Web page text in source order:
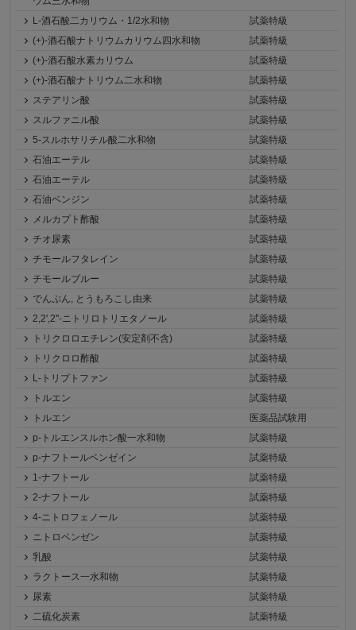
L-酒石酸二カリウム・1/2水和物
試薬特級
(+)-酒石酸ナトリウムカリウム四水和物
試薬特級
(+)-酒石酸水素カリウム
試薬特級
(+)-酒石酸ナトリウム二水和物
試薬特級
ステアリン酸
試薬特級
スルファニル酸
試薬特級
5-スルホサリチル酸二水和物
試薬特級
石油エーテル
試薬特級
石油エーテル
試薬特級
石油ベンジン
試薬特級
メルカプト酢酸
試薬特級
チオ尿素
試薬特級
チモールフタレイン
試薬特級
チモールブルー
試薬特級
でんぷん, とうもろこし由来
試薬特級
2,2',2''-ニトリロトリエタノール
試薬特級
トリクロロエチレン(安定剤不含)
試薬特級
トリクロロ酢酸
試薬特級
L-トリプトファン
試薬特級
トルエン
試薬特級
トルエン
医薬品試験用
p-トルエンスルホン酸一水和物
試薬特級
p-ナフトールベンゼイン
試薬特級
1-ナフトール
試薬特級
2-ナフトール
試薬特級
4-ニトロフェノール
試薬特級
ニトロベンゼン
試薬特級
乳酸
試薬特級
ラクトース一水和物
試薬特級
尿素
試薬特級
二硫化炭素
試薬特級